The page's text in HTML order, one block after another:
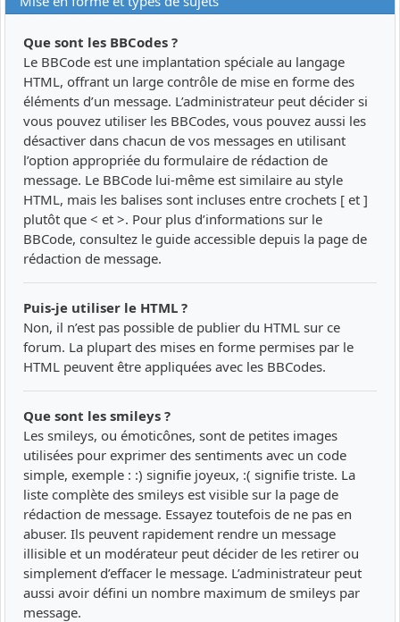
Que sont les BBCodes ?
Le BBCode est une implantation spéciale au langage
HTML, offrant un large contrôle de mise en forme des
éléments d’un message. L’administrateur peut décider si
vous pouvez utiliser les BBCodes, vous pouvez aussi les
désactiver dans chacun de vos messages en utilisant
l’option appropriée du formulaire de rédaction de
message. Le BBCode lui-même est similaire au style
HTML, mais les balises sont incluses entre crochets [ et ]
plutôt que < et >. Pour plus d’informations sur le
BBCode, consultez le guide accessible depuis la page de
rédaction de message.
Puis-je utiliser le HTML ?
Non, il n’est pas possible de publier du HTML sur ce
forum. La plupart des mises en forme permises par le
HTML peuvent être appliquées avec les BBCodes.
Que sont les smileys ?
Les smileys, ou émoticônes, sont de petites images
utilisées pour exprimer des sentiments avec un code
simple, exemple : :) signifie joyeux, :( signifie triste. La
liste complète des smileys est visible sur la page de
rédaction de message. Essayez toutefois de ne pas en
abuser. Ils peuvent rapidement rendre un message
illisible et un modérateur peut décider de les retirer ou
simplement d’effacer le message. L’administrateur peut
aussi avoir défini un nombre maximum de smileys par
message.